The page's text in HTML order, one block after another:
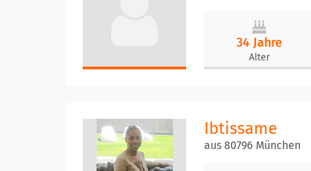
34 Jahre
Alter
Ibtissame
aus 80796 München